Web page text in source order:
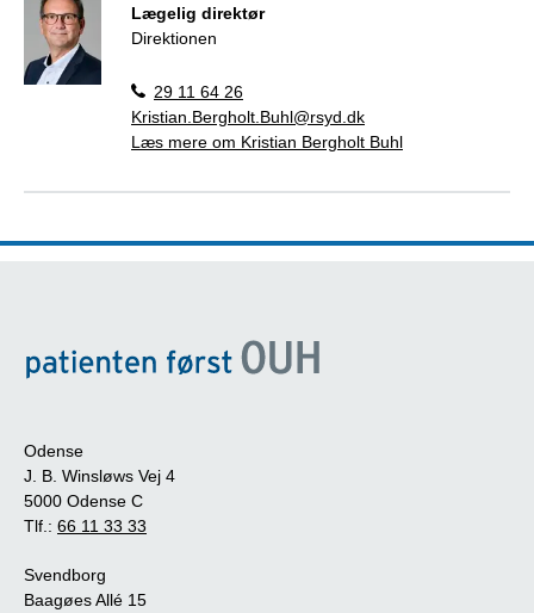
Lægelig direktør
Direktionen
29 11 64 26
Kristian.Bergholt.Buhl@rsyd.dk
Læs mere om Kristian Bergholt Buhl
Odense
J. B. Winsløws Vej 4
5000 Odense C
Tlf.: 66 11 33 33
Svendborg
Baagøes Allé 15